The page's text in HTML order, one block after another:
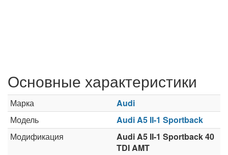
Основные характеристики
Марка
Audi
Модель
Audi A5 II-1 Sportback
Модификация
Audi A5 II-1 Sportback 40
TDI AMT